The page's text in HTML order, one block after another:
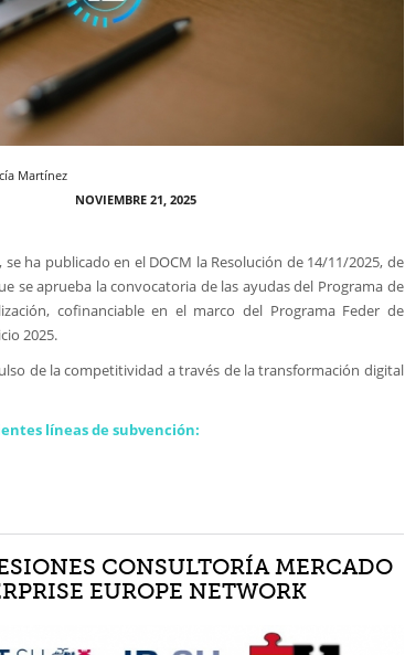
Martínez
NOVIEMBRE 21, 2025
ha publicado en el DOCM la Resolución de 14/11/2025, de
se aprueba la convocatoria de las ayudas del Programa de
cofinanciable en el marco del Programa Feder de
2025.
de la competitividad a través de la transformación digital
líneas de subvención:
CONSULTORÍA MERCADO
EUROPE NETWORK